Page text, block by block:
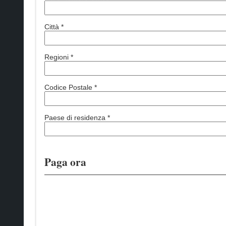
Città *
Regioni *
Codice Postale *
Paese di residenza *
Paga ora